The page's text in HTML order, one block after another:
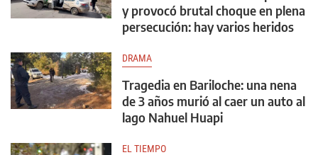
y provocó brutal choque en plena
persecución: hay varios heridos
DRAMA
Tragedia en Bariloche: una nena
de 3 años murió al caer un auto al
lago Nahuel Huapi
EL TIEMPO